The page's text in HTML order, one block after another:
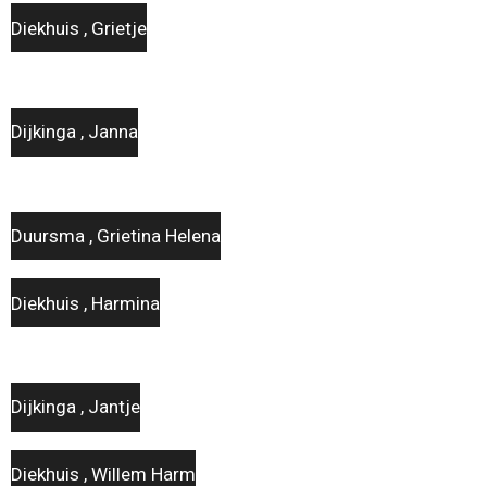
Diekhuis , Grietje
Dijkinga , Janna
Duursma , Grietina Helena
Diekhuis , Harmina
Dijkinga , Jantje
Diekhuis , Willem Harm